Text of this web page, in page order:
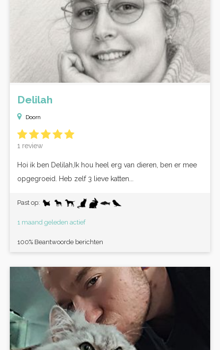
Delilah
Doorn
1 review
Hoi ik ben Delilah,Ik hou heel erg van dieren, ben er mee
opgegroeid. Heb zelf 3 lieve katten...
Past op:
1 maand geleden actief
100% Beantwoorde berichten